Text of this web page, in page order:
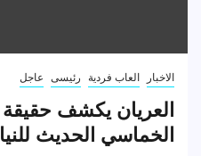
الاخبار العاب فردية رئيسى عاجل
العريان يكشف حقيقة
الخماسي الحديث